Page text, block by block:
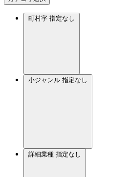
町村字 指定なし
小ジャンル 指定なし
詳細業種 指定なし